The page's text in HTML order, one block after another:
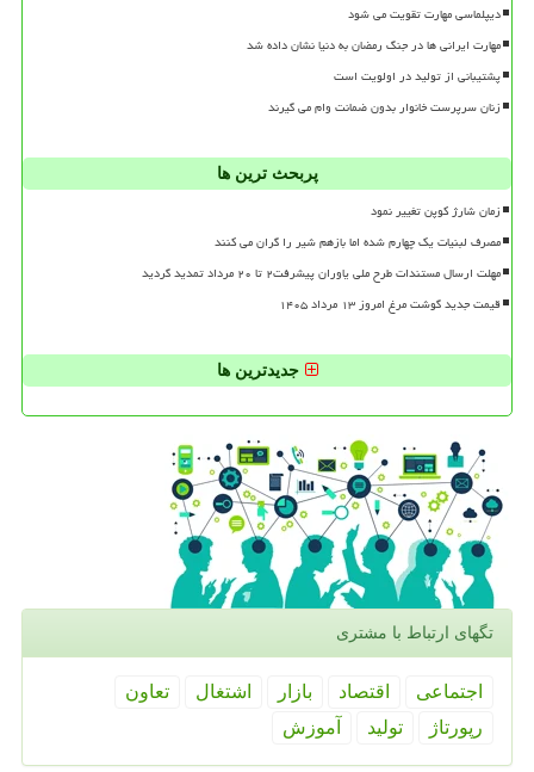
دیپلماسی مهارت تقویت می شود
مهارت ایرانی ها در جنگ رمضان به دنیا نشان داده شد
پشتیبانی از تولید در اولویت است
زنان سرپرست خانوار بدون ضمانت وام می گیرند
پربحث ترین ها
زمان شارژ کوپن تغییر نمود
مصرف لبنیات یک چهارم شده اما بازهم شیر را گران می کنند
مهلت ارسال مستندات طرح ملی یاوران پیشرفت۲ تا ۲۰ مرداد تمدید گردید
قیمت جدید گوشت مرغ امروز ۱۳ مرداد ۱۴۰۵
جدیدترین ها
تگهای ارتباط با مشتری
اجتماعی اقتصاد بازار اشتغال
تعاون
رپورتاژ
تولید آموزش